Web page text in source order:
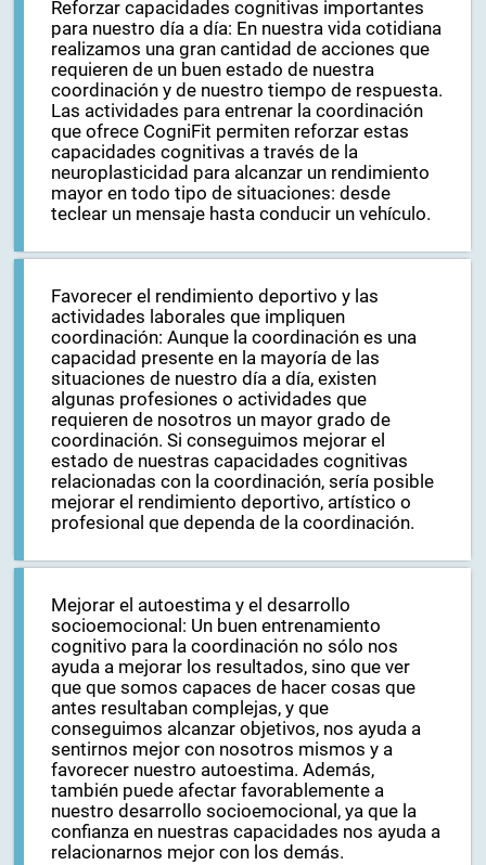
Reforzar capacidades cognitivas importantes
para nuestro día a día: En nuestra vida cotidiana
realizamos una gran cantidad de acciones que
requieren de un buen estado de nuestra
coordinación y de nuestro tiempo de respuesta.
Las actividades para entrenar la coordinación
que ofrece CogniFit permiten reforzar estas
capacidades cognitivas a través de la
neuroplasticidad para alcanzar un rendimiento
mayor en todo tipo de situaciones: desde
teclear un mensaje hasta conducir un vehículo.
Favorecer el rendimiento deportivo y las
actividades laborales que impliquen
coordinación: Aunque la coordinación es una
capacidad presente en la mayoría de las
situaciones de nuestro día a día, existen
algunas profesiones o actividades que
requieren de nosotros un mayor grado de
coordinación. Si conseguimos mejorar el
estado de nuestras capacidades cognitivas
relacionadas con la coordinación, sería posible
mejorar el rendimiento deportivo, artístico o
profesional que dependa de la coordinación.
Mejorar el autoestima y el desarrollo
socioemocional: Un buen entrenamiento
cognitivo para la coordinación no sólo nos
ayuda a mejorar los resultados, sino que ver
que que somos capaces de hacer cosas que
antes resultaban complejas, y que
conseguimos alcanzar objetivos, nos ayuda a
sentirnos mejor con nosotros mismos y a
favorecer nuestro autoestima. Además,
también puede afectar favorablemente a
nuestro desarrollo socioemocional, ya que la
confianza en nuestras capacidades nos ayuda a
relacionarnos mejor con los demás.